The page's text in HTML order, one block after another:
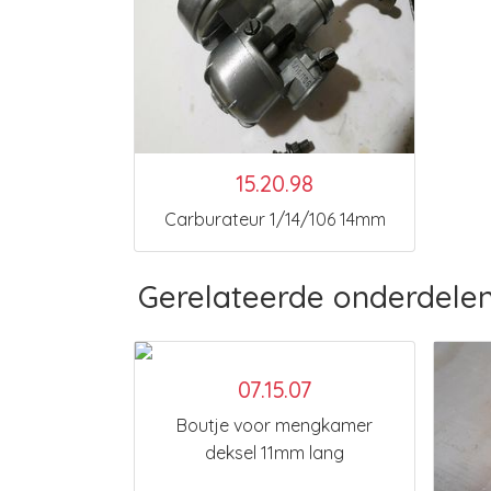
15.20.98
Carburateur 1/14/106 14mm
Gerelateerde
07.15.07
Boutje voor mengkamer
deksel 11mm lang